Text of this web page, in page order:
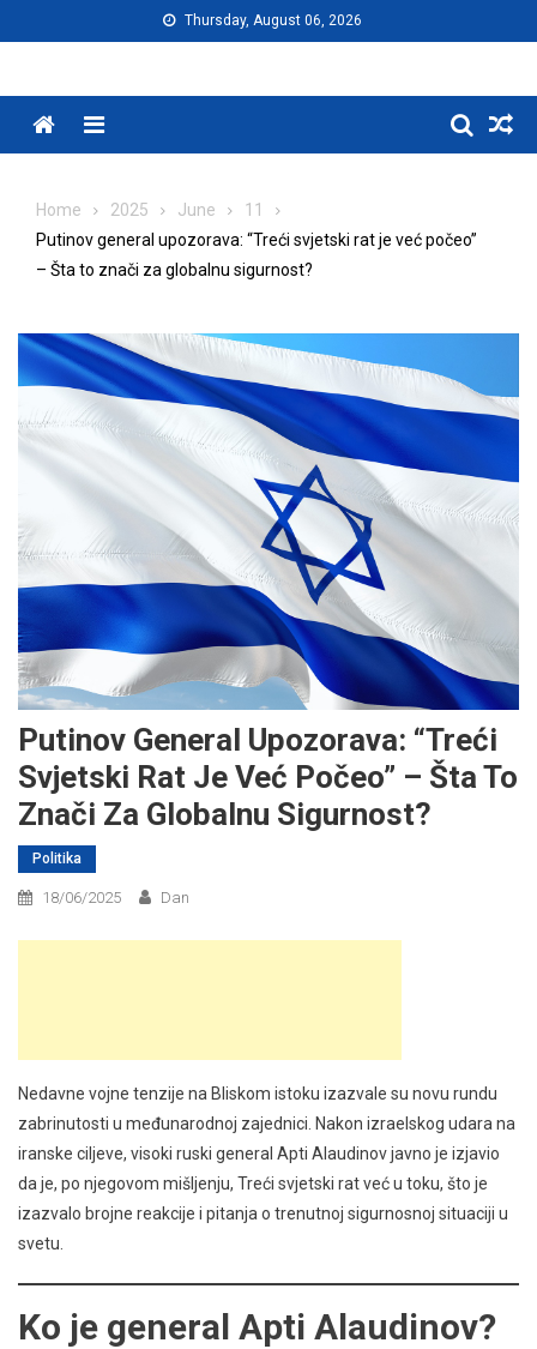
to
Thursday, August 06, 2026
Menu
Home 2025 June
11
Putinov general upozorava: “Treći svjetski rat je već počeo”
– Šta to znači za globalnu sigurnost?
Putinov General Upozorava: “Treći
Svjetski Rat Je Već Počeo” – Šta To
Znači Za Globalnu Sigurnost?
Politika
18/06/2025 Dan
Nedavne vojne tenzije na Bliskom istoku izazvale su novu rundu
zabrinutosti u međunarodnoj zajednici. Nakon izraelskog udara na
iranske ciljeve, visoki ruski general Apti Alaudinov javno je izjavio
da je, po njegovom mišljenju, Treći svjetski rat već u toku, što je
izazvalo brojne reakcije i pitanja o trenutnoj sigurnosnoj situaciji u
svetu.
Ko je general Apti Alaudinov?